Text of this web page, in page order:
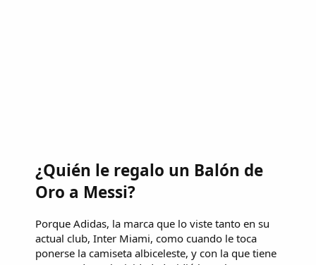
¿Quién le regalo un Balón de
Oro a Messi?
Porque Adidas, la marca que lo viste tanto en su
actual club, Inter Miami, como cuando le toca
ponerse la camiseta albiceleste, y con la que tiene